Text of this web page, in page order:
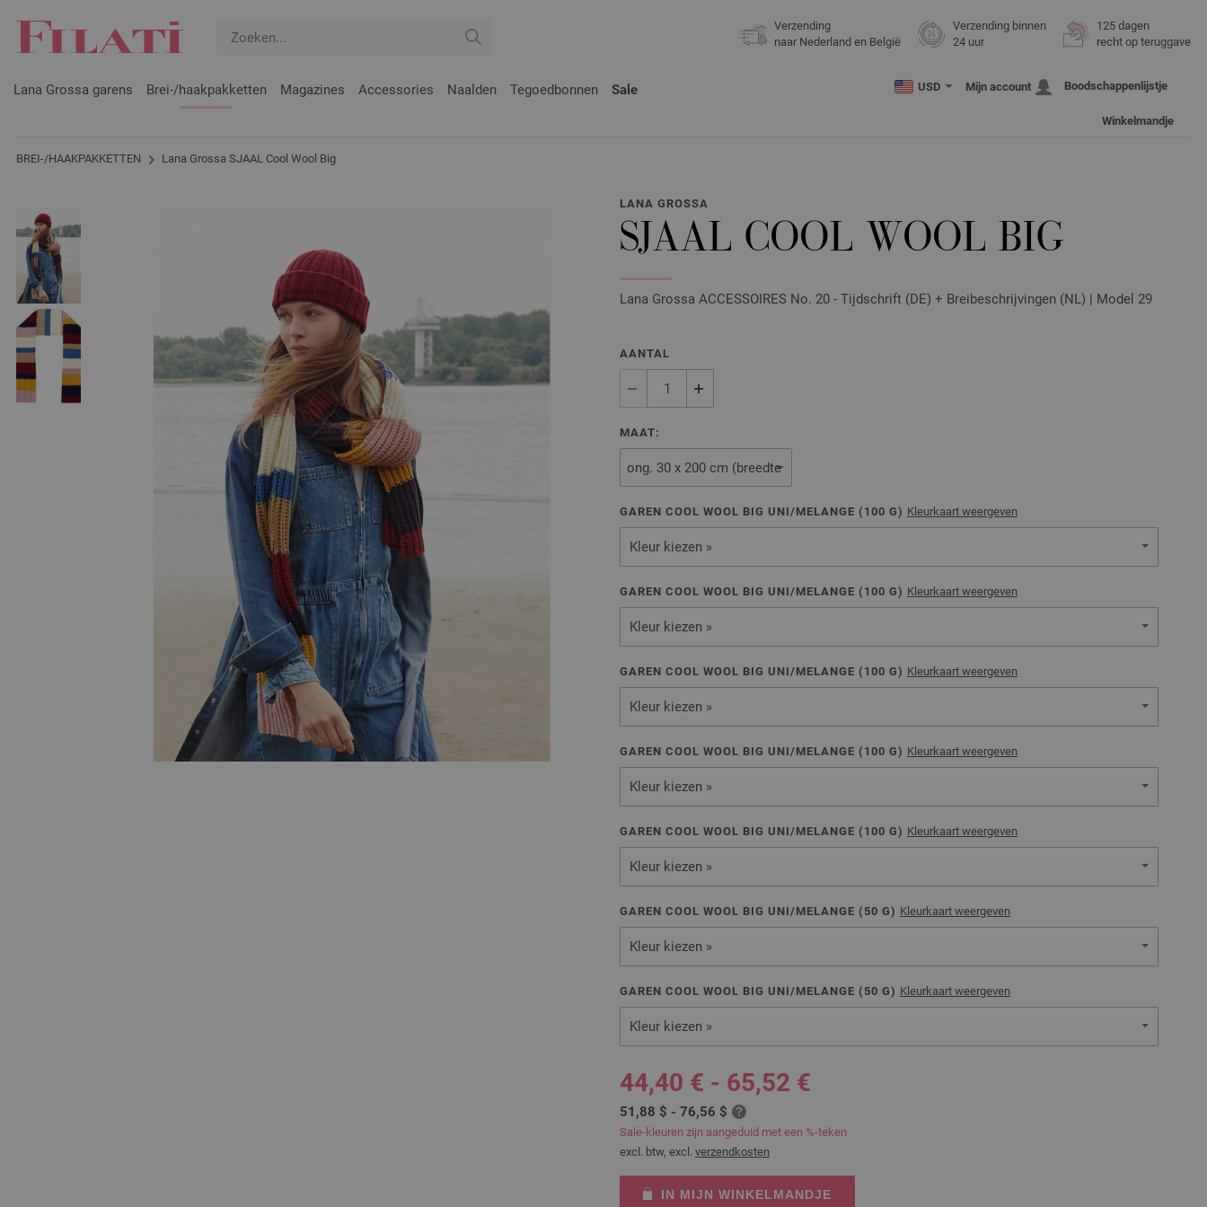
Verzending
naar Nederland en België
Verzending binnen
24 uur
125 dagen
recht op teruggave
Lana Grossa garens Brei-/haakpakketten Magazines Accessories Naalden Tegoedbonnen Sale USD Mijn account Boodschappenlijstje
Winkelmandje
BREI-/HAAKPAKKETTEN Lana Grossa SJAAL Cool Wool Big
LANA GROSSA
SJAAL COOL WOOL BIG
Lana Grossa ACCESSOIRES No. 20 - Tijdschrift (DE) + Breibeschrijvingen (NL) | Model 29
AANTAL
MAAT:
GAREN COOL WOOL BIG UNI/MELANGE ( 100 G) Kleurkaart weergeven
Kleur kiezen »
GAREN COOL WOOL BIG UNI/MELANGE ( 100 G) Kleurkaart weergeven
Kleur kiezen »
GAREN COOL WOOL BIG UNI/MELANGE ( 100 G) Kleurkaart weergeven
Kleur kiezen »
GAREN COOL WOOL BIG UNI/MELANGE ( 100 G) Kleurkaart weergeven
Kleur kiezen »
GAREN COOL WOOL BIG UNI/MELANGE ( 100 G) Kleurkaart weergeven
Kleur kiezen »
GAREN COOL WOOL BIG UNI/MELANGE ( 50 G) Kleurkaart weergeven
Kleur kiezen »
GAREN COOL WOOL BIG UNI/MELANGE ( 50 G) Kleurkaart weergeven
Kleur kiezen »
44,40 € - 65,52 €
51,88 $ - 76,56 $
Sale-kleuren zijn aangeduid met een %-teken
excl. btw, excl. verzendkosten
IN MIJN WINKELMANDJE